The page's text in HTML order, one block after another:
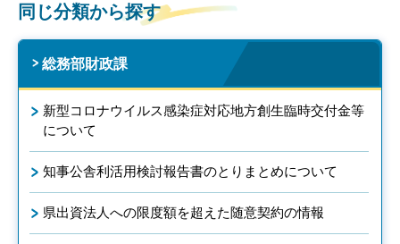
同じ分類から探す
総務部財政課
新型コロナウイルス感染症対応地方創生臨時交付金等
について
知事公舎利活用検討報告書のとりまとめについて
県出資法人への限度額を超えた随意契約の情報